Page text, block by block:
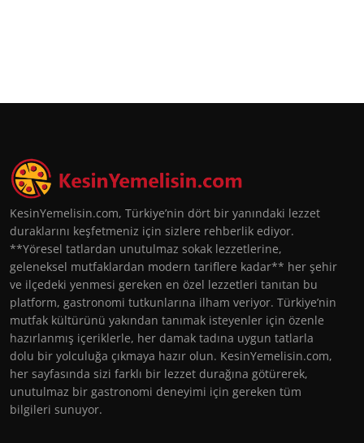
KesinYemelisin.com, Türkiye’nin dört bir yanındaki lezzet
duraklarını keşfetmeniz için sizlere rehberlik ediyor.
**Yöresel tatlardan unutulmaz sokak lezzetlerine,
geleneksel mutfaklardan modern tariflere kadar** her şehir
ve ilçedeki yenmesi gereken en özel lezzetleri tanıtan bu
platform, gastronomi tutkunlarına ilham veriyor. Türkiye’nin
mutfak kültürünü yakından tanımak isteyenler için özenle
hazırlanmış içeriklerle, her damak tadına uygun tatlarla
dolu bir yolculuğa çıkmaya hazır olun. KesinYemelisin.com,
her sayfasında sizi farklı bir lezzet durağına götürerek,
unutulmaz bir gastronomi deneyimi için gereken tüm
bilgileri sunuyor.